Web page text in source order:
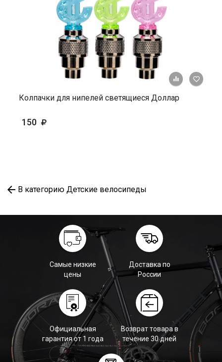
+ К
Колпачки для нипелей светящиеся Доллар
150
В категорию Детские велосипеды
Самые низкие
цены
Доставка по
России
Официальная
гарантия от 1 года
Возврат товара в
течение 30 дней